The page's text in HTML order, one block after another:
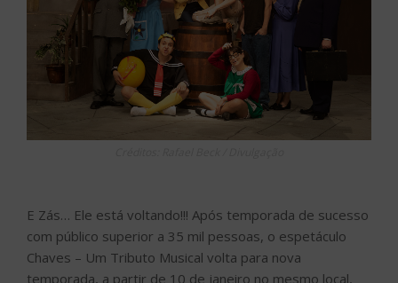
E Zás… Ele está voltando!!! Após temporada de sucesso
com público superior a 35 mil pessoas, o espetáculo
Chaves – Um Tributo Musical volta para nova
temporada, a partir de 10 de janeiro no mesmo local,